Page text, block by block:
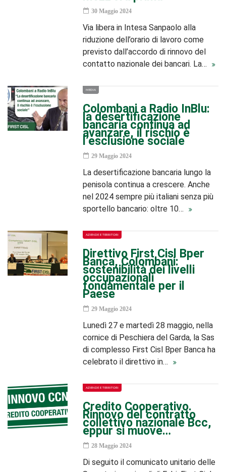
30 Maggio 2024
Via libera in Intesa Sanpaolo alla
riduzione dell’orario di lavoro come
previsto dall’accordo di rinnovo del
contatto nazionale dei bancari. La…
MEDIA
Colombani a Radio InBlu:
la desertificazione
bancaria continua ad
avanzare, il rischio è
l’esclusione sociale
29 Maggio 2024
La desertificazione bancaria lungo la
penisola continua a crescere. Anche
nel 2024 sempre più italiani senza più
sportello bancario: oltre 10…
AZIENDE E TERRITORI
Direttivo First Cisl Bper
Banca, Colombani:
sostenibilità dei livelli
occupazionali
fondamentale per il
Paese
29 Maggio 2024
Lunedì 27 e martedì 28 maggio, nella
cornice di Peschiera del Garda, la Sas
di complesso First Cisl Bper Banca ha
celebrato il direttivo in…
AZIENDE E TERRITORI
Credito Cooperativo.
Rinnovo del contratto
collettivo nazionale Bcc,
eppur si muove…
28 Maggio 2024
Di seguito il comunicato unitario delle